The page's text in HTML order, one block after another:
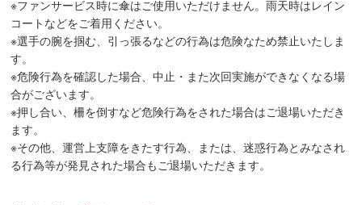
※ファンサービス時に傘はご使用いただけません。雨天時はレイン
コートなどをご着用ください。
※選手の腕を掴む、引っ張るなどの行為は危険なため禁止いたしま
す。
※危険行為を確認した場合、中止・また次回実施ができなくなる場
合がございます。
※押し合い、柵を倒すなど危険行為をされた場合はご退場いただき
ます。
※その他、運営上支障をきたす行為、または、迷惑行為とみなされ
る行為等が発見された場合もご退場いただきます。